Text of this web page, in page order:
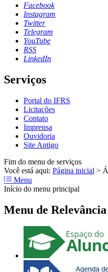
Facebook
Instagram
Twitter
Telegram
YouTube
RSS
LinkedIn
Serviços
Portal do IFRS
Licitações
Contato
Imprensa
Ouvidoria
Site Antigo
Fim do menu de serviços
Você está aqui: Página inicial >
Menu
Início do menu principal
Menu de Relevância